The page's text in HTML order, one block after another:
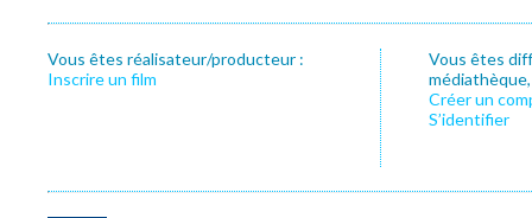
Vous êtes réalisateur/producteur :
Inscrire un film
Vous êtes
Créer un
S’identifier